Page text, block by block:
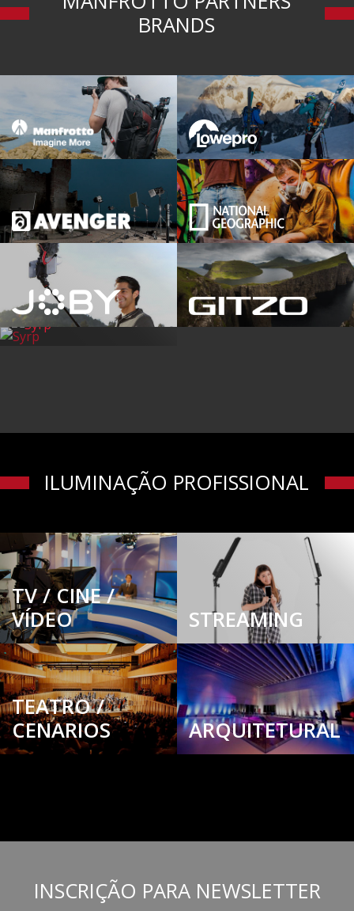
BRANDS
ILUMINAÇÃO PROFISSIONAL
TV / CINE /
VÍDEO
STREAMING
TEATRO /
CENARIOS
ARQUITETURAL
INSCRIÇÃO PARA NEWSLETTER